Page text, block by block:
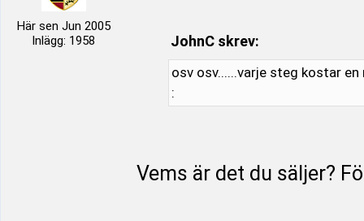
Här sen Jun 2005
Inlägg: 1958
JohnC skrev:
osv osv......varje steg kostar en
:
Vems är det du säljer?